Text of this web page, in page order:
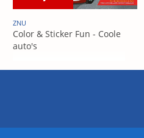
ZNU
Color & Sticker Fun - Coole
auto's